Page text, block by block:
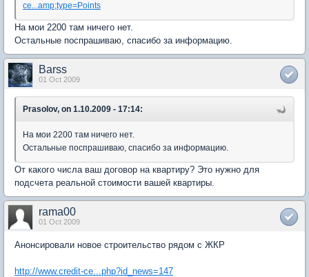
ce...amp;type=Points
На мои 2200 там ничего нет.
Остальные поспрашиваю, спасибо за информацию.
Barss
01 Oct 2009
Prasolov, on 1.10.2009 - 17:14:
На мои 2200 там ничего нет.
Остальные поспрашиваю, спасибо за информацию.
От какого числа ваш договор на квартиру? Это нужно для
подсчета реальной стоимости вашей квартиры.
rama00
01 Oct 2009
Анонсировали новое строительство рядом с ЖКР
http://www.credit-ce...php?id_news=147